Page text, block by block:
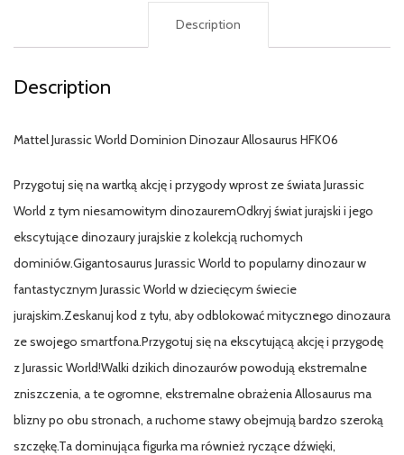
Description
Description
Mattel Jurassic World Dominion Dinozaur Allosaurus HFK06
Przygotuj się na wartką akcję i przygody wprost ze świata Jurassic
World z tym niesamowitym dinozauremOdkryj świat jurajski i jego
ekscytujące dinozaury jurajskie z kolekcją ruchomych
dominiów.Gigantosaurus Jurassic World to popularny dinozaur w
fantastycznym Jurassic World w dziecięcym świecie
jurajskim.Zeskanuj kod z tyłu, aby odblokować mitycznego dinozaura
ze swojego smartfona.Przygotuj się na ekscytującą akcję i przygodę
z Jurassic World!Walki dzikich dinozaurów powodują ekstremalne
zniszczenia, a te ogromne, ekstremalne obrażenia Allosaurus ma
blizny po obu stronach, a ruchome stawy obejmują bardzo szeroką
szczękę.Ta dominująca figurka ma również ryczące dźwięki,